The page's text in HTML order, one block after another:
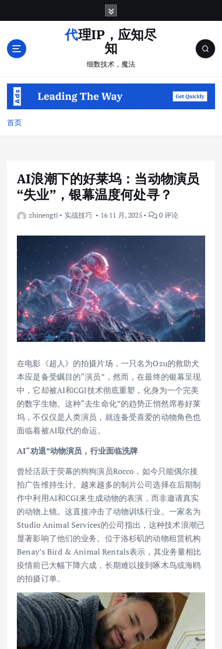
代理IP，应知尽
知
细数技术，魔法
首页
AI浪潮下的好莱坞：当动物演员
“失业”，银幕温度何处寻？
zhinengti 实战技巧 16 11 月, 2025 0 评论
在电影《超人》的拍摄片场，一只名为Ozu的救助犬
本应是备受瞩目的“演员”，然而，在最终的银幕呈现
中，它却被AI和CGI技术彻底重塑，化身为一个完美
的数字生物。这种“去生命化”的趋势正悄然席卷好莱
坞，不仅仅是人类演员，就连备受喜爱的动物角色也
面临着被AI取代的命运。
AI“劝退”动物演员，行业面临洗牌
曾经活跃于荧幕的狗狗演员Rocco，如今只能偶尔接
拍广告维持生计。越来越多的制片公司选择在后期制
作中利用AI和CGI来生成动物的表演，而非邀请真实
的动物上镜。这直接冲击了动物训练行业。一家名为
Studio Animal Services的公司指出，这种技术浪潮已
显著影响了他们的业务。位于洛杉矶的动物租赁机构
Benay’s Bird & Animal Rentals表示，其业务量相比
疫情前已大幅下降六成，长期难以接到啄木鸟或海鸥
的拍摄订单。